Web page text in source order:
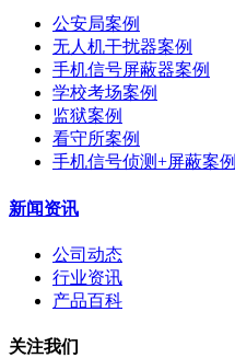
公安局案例
无人机干扰器案例
手机信号屏蔽器案例
学校考场案例
监狱案例
看守所案例
手机信号侦测+屏蔽案例
新闻资讯
公司动态
行业资讯
产品百科
关注我们